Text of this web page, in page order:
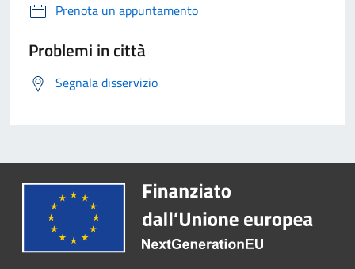
Prenota un appuntamento
Problemi in città
Segnala disservizio